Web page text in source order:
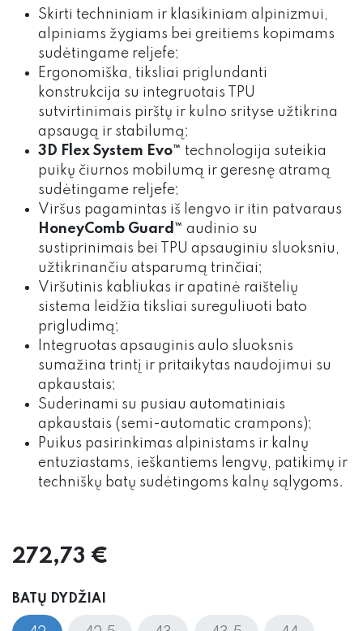
Skirti techniniam ir klasikiniam alpinizmui,
alpiniams žygiams bei greitiems kopimams
sudėtingame reljefe;
Ergonomiška, tiksliai priglundanti
konstrukcija su integruotais TPU
sutvirtinimais pirštų ir kulno srityse užtikrina
apsaugą ir stabilumą;
3D Flex System Evo™ technologija suteikia
puikų čiurnos mobilumą ir geresnę atramą
sudėtingame reljefe;
Viršus pagamintas iš lengvo ir itin patvaraus
HoneyComb Guard™ audinio su
sustiprinimais bei TPU apsauginiu sluoksniu,
užtikrinančiu atsparumą trinčiai;
Viršutinis kabliukas ir apatinė raištelių
sistema leidžia tiksliai sureguliuoti bato
prigludimą;
Integruotas apsauginis aulo sluoksnis
sumažina trintį ir pritaikytas naudojimui su
apkaustais;
Suderinami su pusiau automatiniais
apkaustais (semi-automatic crampons);
Puikus pasirinkimas alpinistams ir kalnų
entuziastams, ieškantiems lengvų, patikimų ir
techniškų batų sudėtingoms kalnų sąlygoms.
272,73 €
BATŲ DYDŽIAI